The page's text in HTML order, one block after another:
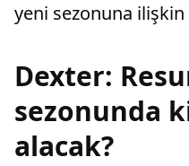
yeni sezonuna ilişkin
Dexter:
sezonunda
alacak?